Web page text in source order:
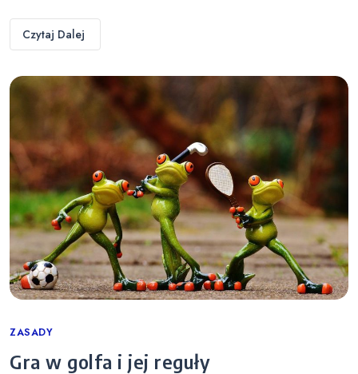
Czytaj Dalej
Categories
ZASADY
Gra w golfa i jej reguły